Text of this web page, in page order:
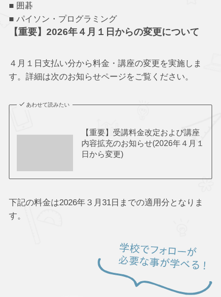
■ 囲碁
■ パイソン・プログラミング
【重要】2026年４月１日からの変更について
４月１日支払い分から料金・講座の変更を実施しま
す。詳細は次のお知らせページをご覧ください。
あわせて読みたい
【重要】受講料金改定および講座
内容拡充のお知らせ(2026年４月１
日から変更)
下記の料金は2026年３月31日までの適用分となりま
す。